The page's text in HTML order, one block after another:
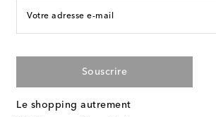
Votre adresse e-mail
Souscrire
Le shopping autrement